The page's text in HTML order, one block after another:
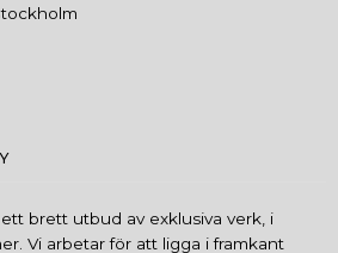
brett utbud av exklusiva verk, i
Vi arbetar för att ligga i framkant